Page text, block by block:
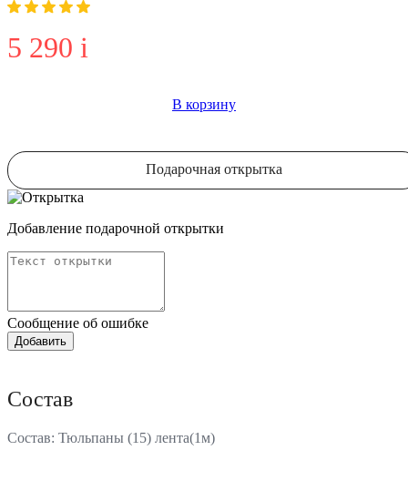
5 290 i
В корзину
Подарочная открытка
Добавление подарочной открытки
Сообщение об ошибке
Состав
Состав: Тюльпаны (15) лента(1м)